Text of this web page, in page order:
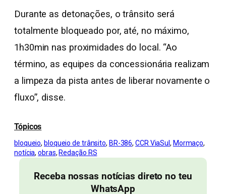
Durante as detonações, o trânsito será
totalmente bloqueado por, até, no máximo,
1h30min nas proximidades do local. “Ao
término, as equipes da concessionária realizam
a limpeza da pista antes de liberar novamente o
fluxo”, disse.
Tópicos
bloqueio, bloqueio de trânsito, BR-386, CCR ViaSul, Mormaço
notícia, obras, Redação RS
Receba nossas notícias direto no teu
WhatsApp